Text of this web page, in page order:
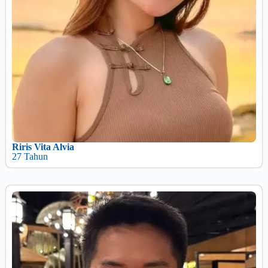
Riris Vita Alvia
27 Tahun